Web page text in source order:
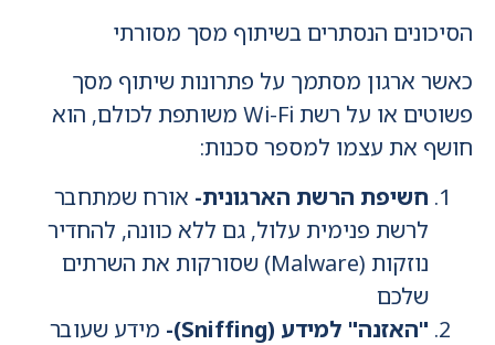
הסיכונים הנסתרים בשיתוף מסך מסורתי
כאשר ארגון מסתמך על פתרונות שיתוף מסך
פשוטים או על רשת Wi-Fi משותפת לכולם, הוא
חושף את עצמו למספר סכנות:
חשיפת הרשת הארגונית- אורח שמתחבר
לרשת פנימית עלול, גם ללא כוונה, להחדיר
נוזקות (Malware) שסורקות את השרתים
שלכם
"האזנה" למידע (Sniffing)-
מידע שעובר